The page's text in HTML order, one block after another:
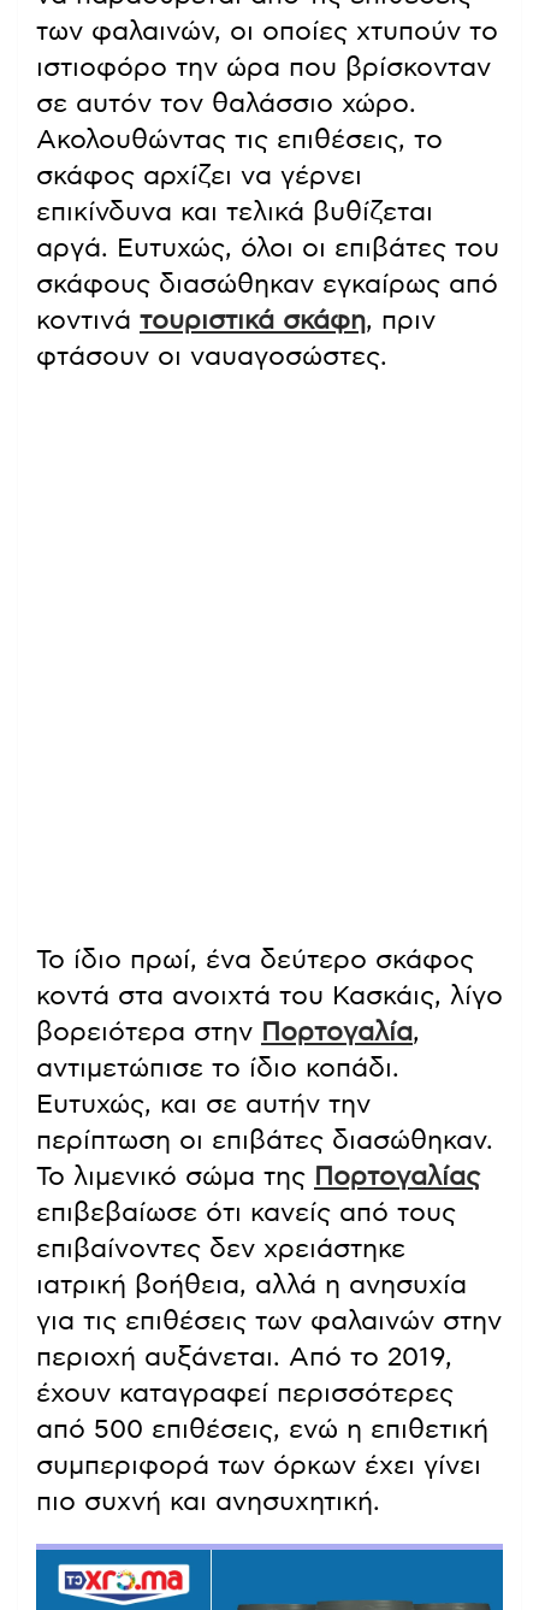
των φαλαινών, οι οποίες χτυπούν το
ιστιοφόρο την ώρα που βρίσκονταν
σε αυτόν τον θαλάσσιο χώρο.
Ακολουθώντας τις επιθέσεις, το
σκάφος αρχίζει να γέρνει
επικίνδυνα και τελικά βυθίζεται
αργά. Ευτυχώς, όλοι οι επιβάτες του
σκάφους διασώθηκαν εγκαίρως από
κοντινά τουριστικά σκάφη, πριν
φτάσουν οι ναυαγοσώστες.
Το ίδιο πρωί, ένα δεύτερο σκάφος
κοντά στα ανοιχτά του Κασκάις, λίγο
βορειότερα στην Πορτογαλία,
αντιμετώπισε το ίδιο κοπάδι.
Ευτυχώς, και σε αυτήν την
περίπτωση οι επιβάτες διασώθηκαν.
Το λιμενικό σώμα της Πορτογαλίας
επιβεβαίωσε ότι κανείς από τους
επιβαίνοντες δεν χρειάστηκε
ιατρική βοήθεια, αλλά η ανησυχία
για τις επιθέσεις των φαλαινών στην
περιοχή αυξάνεται. Από το 2019,
έχουν καταγραφεί περισσότερες
από 500 επιθέσεις, ενώ η επιθετική
συμπεριφορά των όρκων έχει γίνει
πιο συχνή και ανησυχητική.